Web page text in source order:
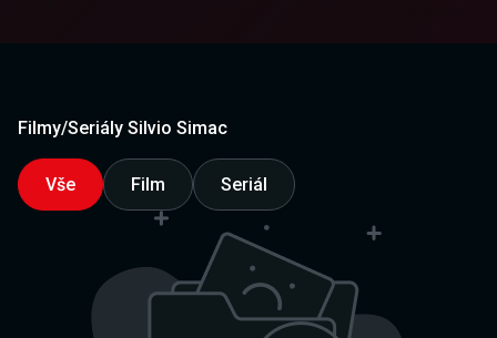
Filmy/Seriály Silvio Simac
Vše Film Seriál